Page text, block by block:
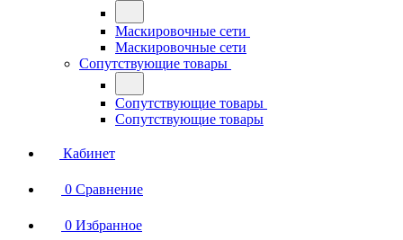
Маскировочные сети
Маскировочные сети
Сопутствующие товары
Сопутствующие товары
Сопутствующие товары
Кабинет
0 Сравнение
0 Избранное